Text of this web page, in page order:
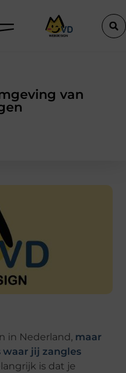
Gids voor Vloerbedekking in
van
in Nederland, maar
waar jij zangles
is dat je